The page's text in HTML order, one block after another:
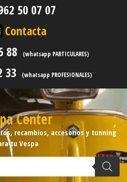
50 07 07
Contacta
88
(whatsapp PARTICULARES)
33 (whatsapp PROFESIONALES)
Center
recambios, accesorios y tunning
tu Vespa